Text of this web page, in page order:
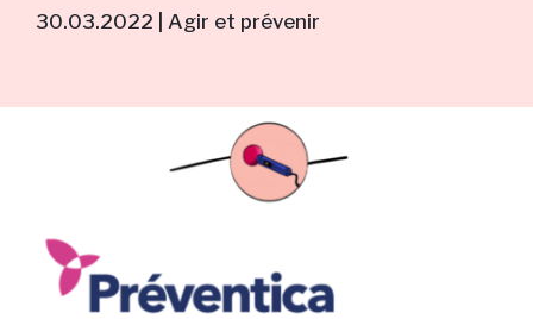
30.03.2022 Agir et prévenir